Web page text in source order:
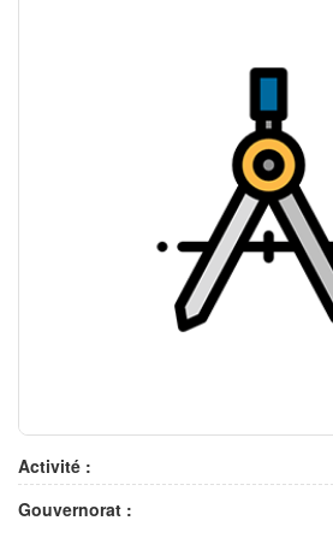
Activité :
Gouvernorat :